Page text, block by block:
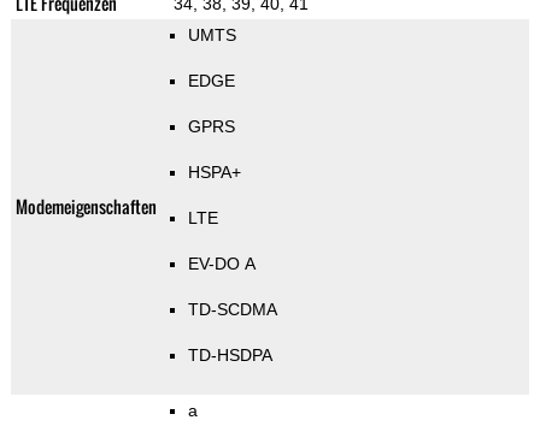
Modemeigenschaften
UMTS
EDGE
GPRS
HSPA+
LTE
EV-DO A
TD-SCDMA
TD-HSDPA
a